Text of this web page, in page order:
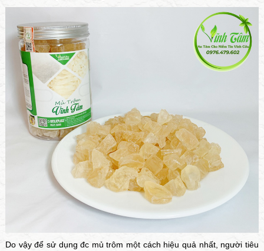
Do vậy để sử dụng đc mủ trôm một cách hiệu quả nhất, người tiêu